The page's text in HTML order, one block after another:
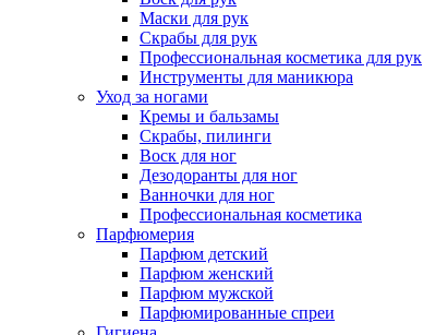
Маски для рук
Скрабы для рук
Профессиональная косметика для рук
Инструменты для маникюра
Уход за ногами
Кремы и бальзамы
Скрабы, пилинги
Воск для ног
Дезодоранты для ног
Ванночки для ног
Профессиональная косметика
Парфюмерия
Парфюм детский
Парфюм женский
Парфюм мужской
Парфюмированные спреи